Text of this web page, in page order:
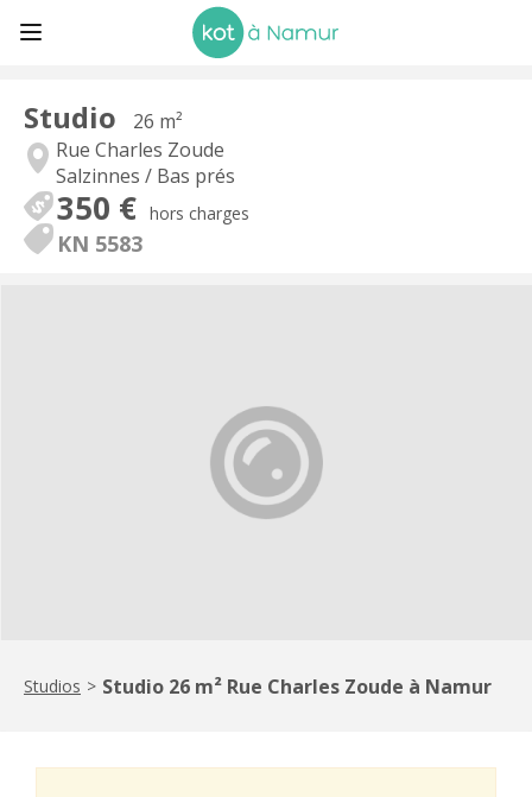
Studio
26 m²
Rue Charles Zoude
Salzinnes / Bas prés
350 € hors charges
KN 5583
Studios > Studio 26 m² Rue Charles Zoude à Namur